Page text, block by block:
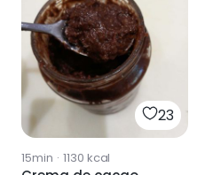
23
15min · 1130 kcal